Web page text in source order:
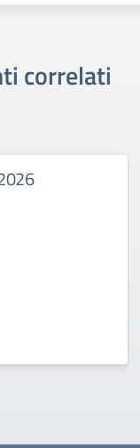
correlati